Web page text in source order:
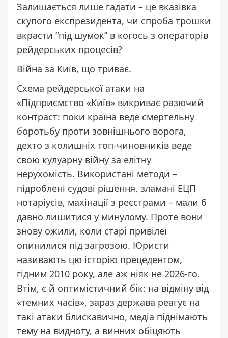
Залишається лише гадати – це вказівка
скупого експрезидента, чи спроба трошки
вкрасти “під шумок” в когось з операторів
рейдерських процесів?
Війна за Київ, що триває.
Схема рейдерської атаки на
«Підприємство «Київ» викриває разючий
контраст: поки країна веде смертельну
боротьбу проти зовнішнього ворога,
дехто з колишніх топ-чиновників веде
свою кулуарну війну за елітну
нерухомість. Використані методи –
підроблені судові рішення, зламані ЕЦП
нотаріусів, махінації з реєстрами – мали б
давно лишитися у минулому. Проте вони
знову ожили, коли старі привілеї
опинилися під загрозою. Юристи
називають цю історію прецедентом,
гідним 2010 року, але аж ніяк не 2026-го.
Втім, є й оптимістичний бік: на відміну від
«темних часів», зараз держава реагує на
такі атаки блискавично, медіа піднімають
тему на видноту, а винних обіцяють